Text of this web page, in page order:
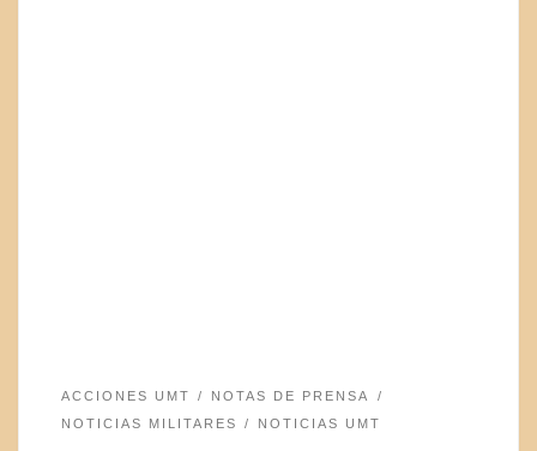
ACCIONES UMT
NOTAS DE PRENSA
NOTICIAS MILITARES
NOTICIAS UMT